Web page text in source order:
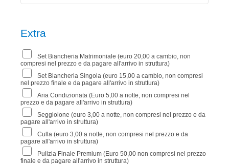
Extra
Set Biancheria Matrimoniale (euro 20,00 a cambio, non
compresi nel prezzo e da pagare all'arrivo in struttura)
Set Biancheria Singola (euro 15,00 a cambio, non compresi
nel prezzo finale e da pagare all'arrivo in struttura)
Aria Condizionata (Euro 5,00 a notte, non compresi nel
prezzo e da pagare all'arrivo in struttura)
Seggiolone (euro 3,00 a notte, non compresi nel prezzo e da
pagare all'arrivo in struttura)
Culla (euro 3,00 a notte, non compresi nel prezzo e da
pagare all'arrivo in struttura)
Pulizia Finale Premium (Euro 50,00 non compresi nel prezzo
finale e da pagare all'arrivo in struttura)